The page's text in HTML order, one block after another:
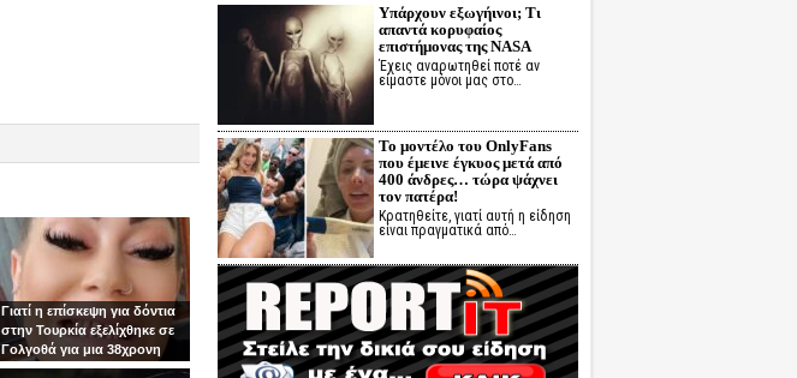
Γιατί η επίσκεψη για δόντια
στην Τουρκία εξελίχθηκε σε
Γολγοθά για μια 38χρονη
μητέρα
Υπάρχουν εξωγήινοι; Τι
απαντά κορυφαίος
επιστήμονας της NASA
Έχεις αναρωτηθεί ποτέ αν
είμαστε μόνοι μας στο…
Το μοντέλο του OnlyFans
που έμεινε έγκυος μετά από
400 άνδρες… τώρα ψάχνει
τον πατέρα!
Κρατηθείτε, γιατί αυτή η είδηση
είναι πραγματικά από…